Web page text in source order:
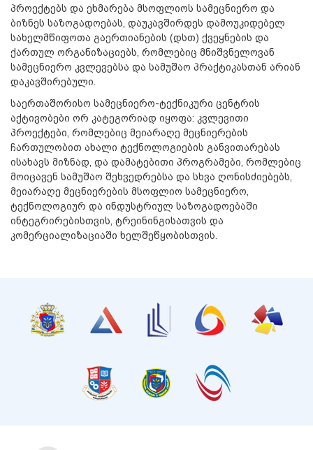
პროექტებს და ეხმარება მსოფლიოს სამეცნიერო და
ბიზნეს საზოგადოებას, დაუკავშირდეს დამოუკიდებელ
სახელმწიფოთა გაერთიანების (დსთ) ქვეყნების და
ქართულ ორგანიზაციებს, რომლებიც მნიშვნელოვან
სამეცნიერო კვლევებსა და სამუშაო პრაქტიკასთან არიან
დაკავშირებული.
საერთაშორისო სამეცნიერო-ტექნიკური ცენტრის
აქტივობები ორ კატეგორიად იყოფა: კვლევითი
პროექტები, რომლებიც მეიარაღე მეცნიერების
ჩართულობით ახალი ტექნოლოგიების განვითარებას
ისახავს მიზნად, და დამატებითი პროგრამები, რომლებიც
მოიცავენ სამუშაო შეხვედრებსა და სხვა ღონისძიებებს,
მეიარაღე მეცნიერების მსოფლიო სამეცნიერო,
ტექნოლოგიურ და ინდუსტრიულ საზოგადოებაში
ინტეგრირებისთვის, ტრეინინგისათვის და
კომერციალიზაციაში ხელშეწყობისთვის.